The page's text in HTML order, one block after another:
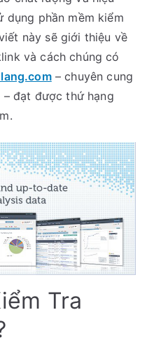
Backlink:
Công
Hữu
Hiệu
Cho
Du
Lịch
dụng phần mềm kiểm
này sẽ giới thiệu về
và cách chúng có
– chuyên cung
– đạt được thứ hạng
Tra